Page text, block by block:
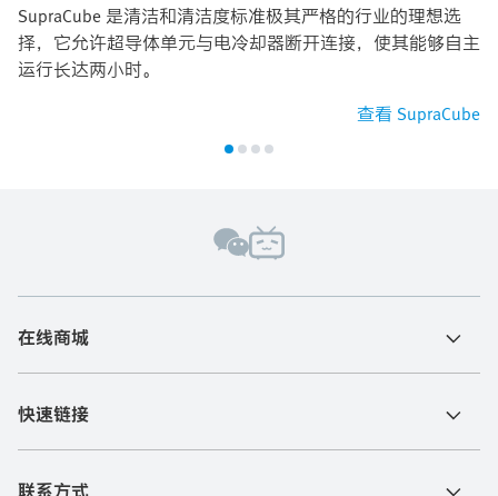
SupraCube 是清洁和清洁度标准极其严格的行业的理想选
择，它允许超导体单元与电冷却器断开连接，使其能够自主
运行长达两小时。
查看 SupraCube
在线商城
快速链接